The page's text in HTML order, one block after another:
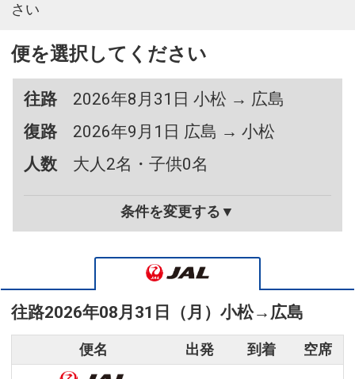
さい
便を選択してください
往路
2026年8月31日 小松 → 広島
復路
2026年9月1日 広島 → 小松
人数
大人2名・子供0名
条件を変更する▼
往路2026年08月31日（月） 小松→ 広島
便名 出発 到着 空席